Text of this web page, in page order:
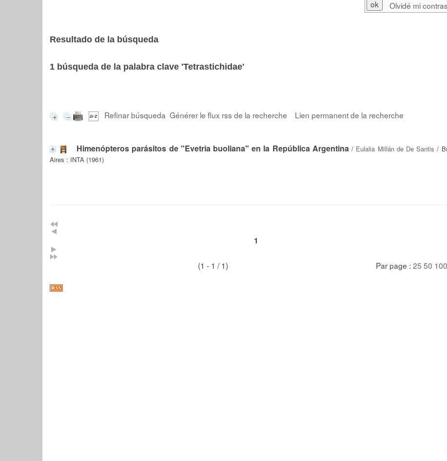
Resultado de la búsqueda
1 búsqueda de la palabra clave 'Tetrastichidae'
Refinar búsqueda Générer le flux rss de la recherche Lien permanent de la recherche
Himenópteros parásitos de "Evetria buoliana" en la República Argentina/ Eulalia Millán de De Santis /
Aires : INTA (1961)
1
(1 - 1 / 1) Par page : 25 50 100
Olvidé mi